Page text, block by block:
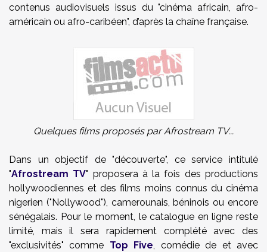
contenus audiovisuels issus du "cinéma africain, afro-
américain ou afro-caribéen", d’après la chaîne française.
Quelques films proposés par Afrostream TV...
Dans un objectif de "découverte", ce service intitulé
"Afrostream TV" proposera à la fois des productions
hollywoodiennes et des films moins connus du cinéma
nigerien ("Nollywood"), camerounais, béninois ou encore
sénégalais. Pour le moment, le catalogue en ligne reste
limité, mais il sera rapidement complété avec des
"exclusivités" comme Top Five, comédie de et avec